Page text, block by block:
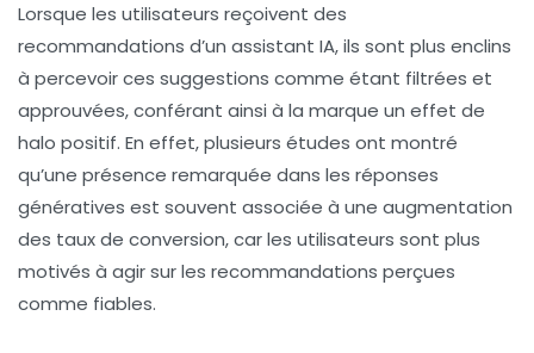
Lorsque les utilisateurs reçoivent des
recommandations d’un assistant IA, ils sont plus enclins
à percevoir ces suggestions comme étant filtrées et
approuvées, conférant ainsi à la marque un effet de
halo positif. En effet, plusieurs études ont montré
qu’une présence remarquée dans les réponses
génératives est souvent associée à une augmentation
des taux de conversion, car les utilisateurs sont plus
motivés à agir sur les recommandations perçues
comme fiables.